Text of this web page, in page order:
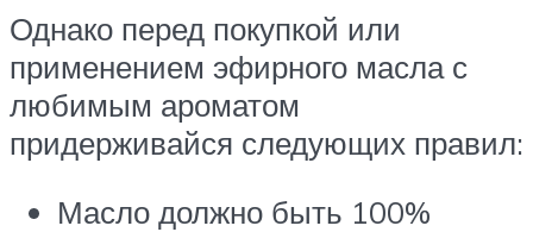
Однако перед покупкой или
применением эфирного масла с
любимым ароматом
придерживайся следующих правил:
Масло должно быть 100%